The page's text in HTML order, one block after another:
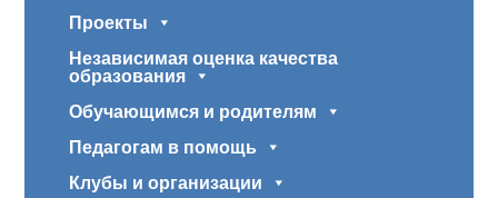
Проекты
Независимая оценка качества
образования
Обучающимся и родителям
Педагогам в помощь
Клубы и организации